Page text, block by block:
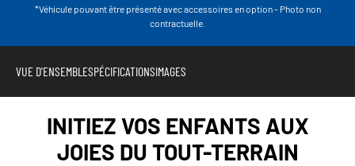
*Véhicule pouvant être présenté avec accessoires en option - Photo non
contractuelle.
VUE D'ENSEMBLESPÉCIFICATIONSIMAGES
INITIEZ VOS ENFANTS AUX
JOIES DU TOUT-TERRAIN